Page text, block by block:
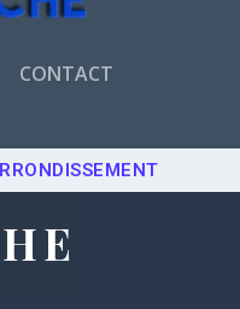
CONTACT